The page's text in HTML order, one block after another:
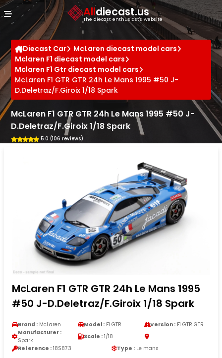
Alldiecast.us
The diecast enthusiast's website
Diecast Car
McLaren diecast model cars
Mclaren F1 diecast model cars
Mclaren F1 Gtr diecast model cars
McLaren F1 GTR GTR 24h Le Mans 1995 #50 J-
D.Deletraz/F.Giroix 1/18 Spark
McLaren F1 GTR GTR 24h Le Mans 1995 #50 J-
D.Deletraz/F.Giroix 1/18 Spark
5.0 (106 reviews)
McLaren F1 GTR GTR 24h Le Mans 1995
#50 J-D.Deletraz/F.Giroix 1/18 Spark
Brand : McLaren Model : F1 GTR Version :F1 GTR GTR
Manufacturer :
Spark
Scale : 1/18
Reference : 18S873 Type : Le mans
Cookies management panel